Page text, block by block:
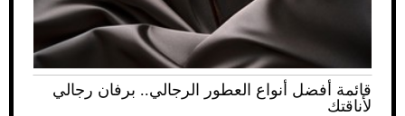
قائمة أفضل أنواع العطور الرجالي.. برفان رجالي
لأناقتك